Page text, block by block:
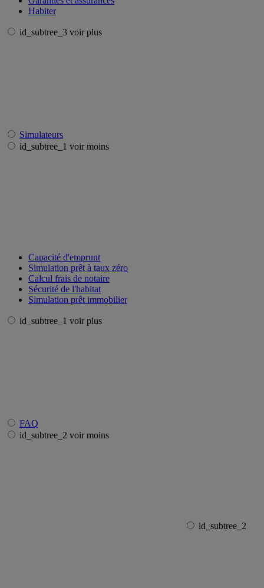
Habiter
id_subtree_3 voir plus
Simulateurs
id_subtree_1 voir moins
Capacité d'emprunt
Simulation prêt à taux zéro
Calcul frais de notaire
Sécurité de l'habitat
Simulation prêt immobilier
id_subtree_1 voir plus
FAQ
id_subtree_2 voir moins
id_subtree_2